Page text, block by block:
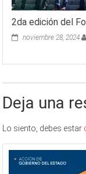
2da edición del
noviembre 28, 2024
Deja una
Lo siento, debes estar